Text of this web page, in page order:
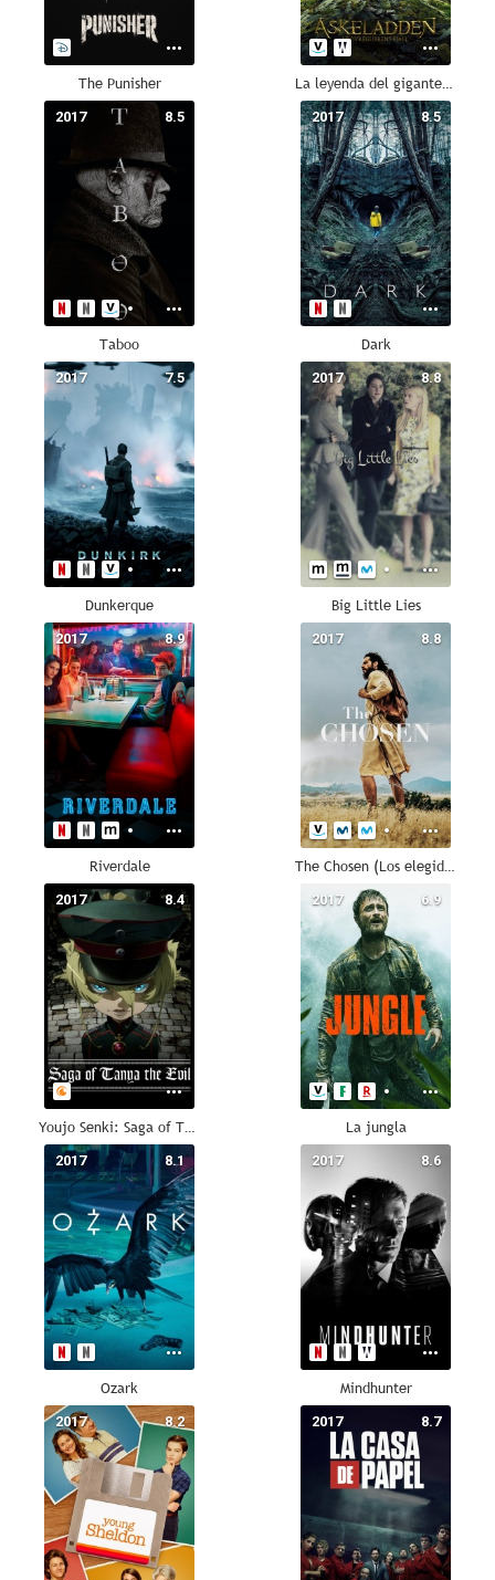
The Punisher La leyenda del gigante de la montaña
8.5
2017
Taboo
8.5
2017
Dark
7.5
2017
Dunkerque
8.8
2017
Big Little Lies
8.9
2017
Riverdale
8.8
2017
The Chosen (Los elegidos)
8.4
2017
Youjo Senki: Saga of Tanya the Evil
6.9
2017
La jungla
8.1
2017
Ozark
8.6
2017
Mindhunter
8.2
2017 8.7
2017